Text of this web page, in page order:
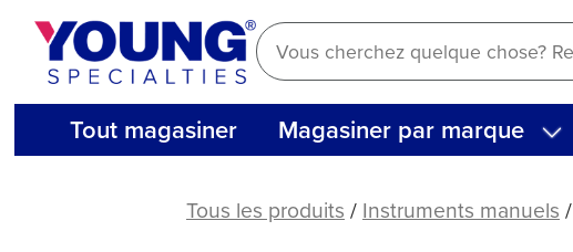
Aller
contenu
Tout magasiner Magasiner par marque
Tous les produits/Instruments manuels/